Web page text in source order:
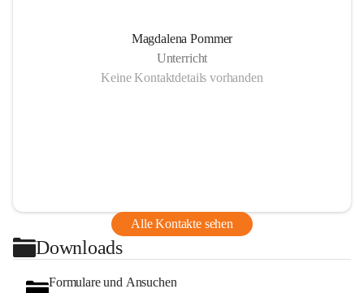
Magdalena Pommer
Unterricht
Keine Kontaktdetails vorhanden
Alle Kontakte sehen
Downloads
Formulare und Ansuchen